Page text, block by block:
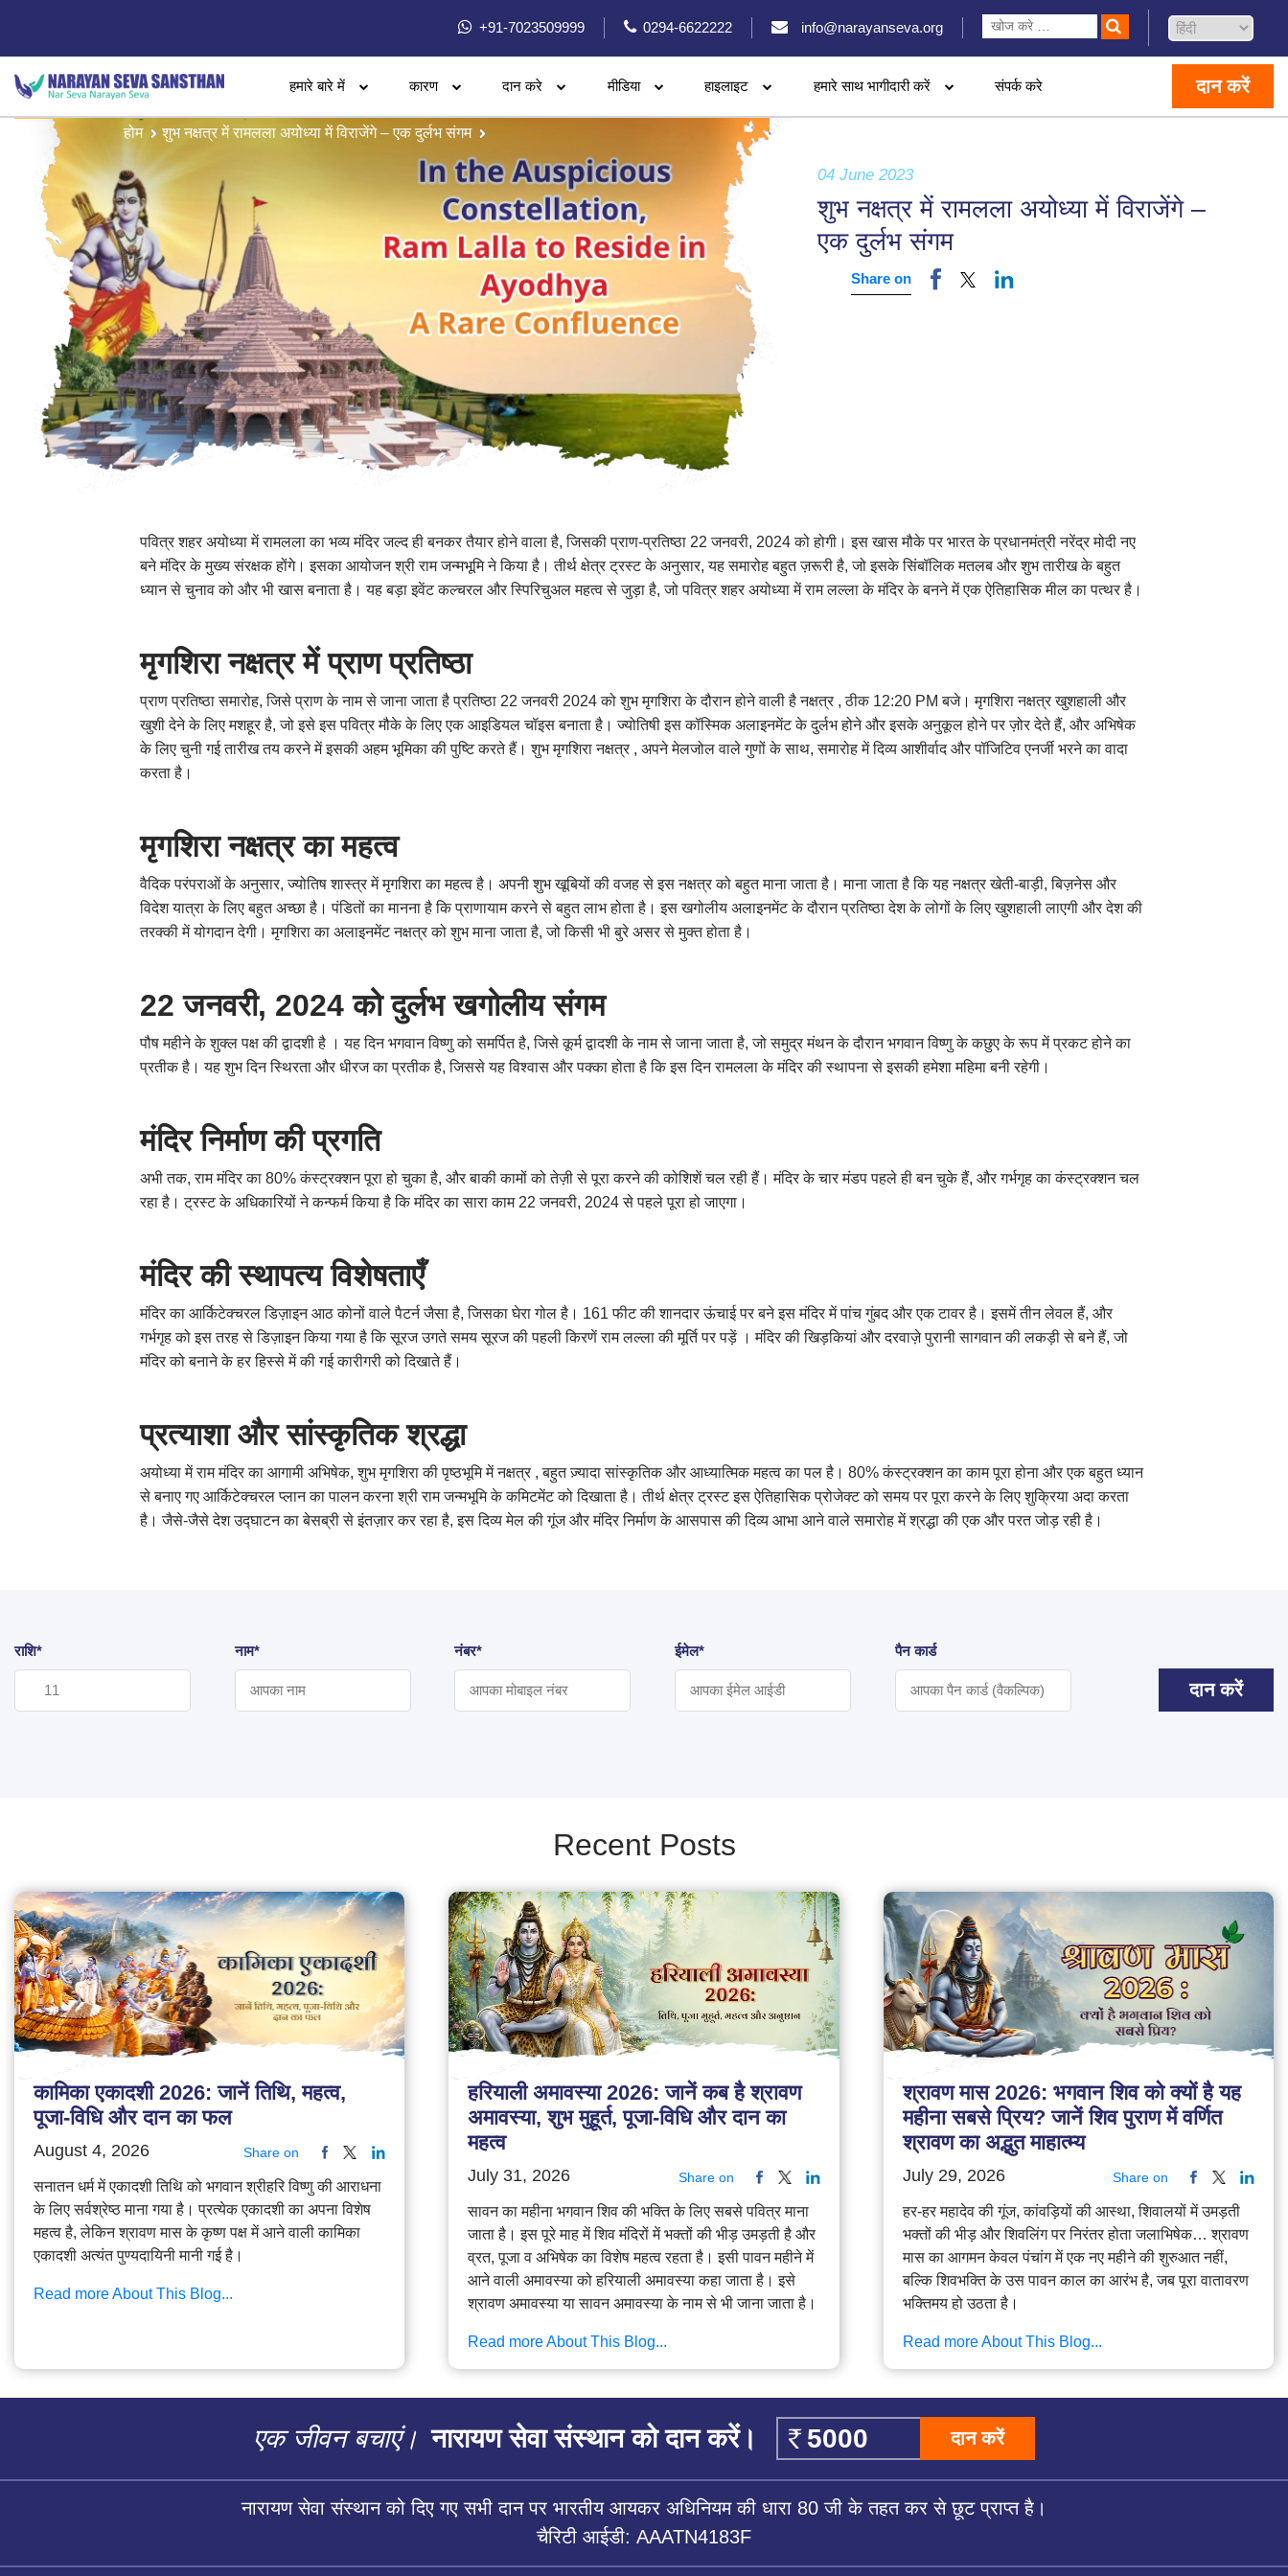
+91-7023509999 0294-6622222 info@narayanseva.org
हमारे बारे में कारण दान करे मीडिया हाइलाइट हमारे साथ भागीदारी करें संपर्क करे दान करें
होम शुभ नक्षत्र में रामलला अयोध्या में विराजेंगे – एक दुर्लभ संगम
04 June 2023
शुभ नक्षत्र में रामलला अयोध्या में विराजेंगे –
एक दुर्लभ संगम
Share on
पवित्र शहर अयोध्या में रामलला का भव्य मंदिर जल्द ही बनकर तैयार होने वाला है, जिसकी प्राण-प्रतिष्ठा 22 जनवरी, 2024 को होगी। इस खास मौके पर भारत के प्रधानमंत्री नरेंद्र मोदी नए
बने मंदिर के मुख्य संरक्षक होंगे। इसका आयोजन श्री राम जन्मभूमि ने किया है। तीर्थ क्षेत्र ट्रस्ट के अनुसार, यह समारोह बहुत ज़रूरी है, जो इसके सिंबॉलिक मतलब और शुभ तारीख के बहुत
ध्यान से चुनाव को और भी खास बनाता है। यह बड़ा इवेंट कल्चरल और स्पिरिचुअल महत्व से जुड़ा है, जो पवित्र शहर अयोध्या में राम लल्ला के मंदिर के बनने में एक ऐतिहासिक मील का पत्थर है।
मृगशिरा नक्षत्र में प्राण प्रतिष्ठा
प्राण प्रतिष्ठा समारोह, जिसे प्राण के नाम से जाना जाता है प्रतिष्ठा 22 जनवरी 2024 को शुभ मृगशिरा के दौरान होने वाली है नक्षत्र , ठीक 12:20 PM बजे। मृगशिरा नक्षत्र खुशहाली और
खुशी देने के लिए मशहूर है, जो इसे इस पवित्र मौके के लिए एक आइडियल चॉइस बनाता है। ज्योतिषी इस कॉस्मिक अलाइनमेंट के दुर्लभ होने और इसके अनुकूल होने पर ज़ोर देते हैं, और अभिषेक
के लिए चुनी गई तारीख तय करने में इसकी अहम भूमिका की पुष्टि करते हैं। शुभ मृगशिरा नक्षत्र , अपने मेलजोल वाले गुणों के साथ, समारोह में दिव्य आशीर्वाद और पॉजिटिव एनर्जी भरने का वादा
करता है।
मृगशिरा नक्षत्र का महत्व
वैदिक परंपराओं के अनुसार, ज्योतिष शास्त्र में मृगशिरा का महत्व है। अपनी शुभ खूबियों की वजह से इस नक्षत्र को बहुत माना जाता है। माना जाता है कि यह नक्षत्र खेती-बाड़ी, बिज़नेस और
विदेश यात्रा के लिए बहुत अच्छा है। पंडितों का मानना है कि प्राणायाम करने से बहुत लाभ होता है। इस खगोलीय अलाइनमेंट के दौरान प्रतिष्ठा देश के लोगों के लिए खुशहाली लाएगी और देश की
तरक्की में योगदान देगी। मृगशिरा का अलाइनमेंट नक्षत्र को शुभ माना जाता है, जो किसी भी बुरे असर से मुक्त होता है।
22जनवरी, 2024को दुर्लभ खगोलीय संगम
पौष महीने के शुक्ल पक्ष की द्वादशी है । यह दिन भगवान विष्णु को समर्पित है, जिसे कूर्म द्वादशी के नाम से जाना जाता है, जो समुद्र मंथन के दौरान भगवान विष्णु के कछुए के रूप में प्रकट होने का
प्रतीक है। यह शुभ दिन स्थिरता और धीरज का प्रतीक है, जिससे यह विश्वास और पक्का होता है कि इस दिन रामलला के मंदिर की स्थापना से इसकी हमेशा महिमा बनी रहेगी।
मंदिर निर्माण की प्रगति
अभी तक, राम मंदिर का 80% कंस्ट्रक्शन पूरा हो चुका है, और बाकी कामों को तेज़ी से पूरा करने की कोशिशें चल रही हैं। मंदिर के चार मंडप पहले ही बन चुके हैं, और गर्भगृह का कंस्ट्रक्शन चल
रहा है। ट्रस्ट के अधिकारियों ने कन्फर्म किया है कि मंदिर का सारा काम 22 जनवरी, 2024 से पहले पूरा हो जाएगा।
मंदिर की स्थापत्य विशेषताएँ
मंदिर का आर्किटेक्चरल डिज़ाइन आठ कोनों वाले पैटर्न जैसा है, जिसका घेरा गोल है। 161 फीट की शानदार ऊंचाई पर बने इस मंदिर में पांच गुंबद और एक टावर है। इसमें तीन लेवल हैं, और
गर्भगृह को इस तरह से डिज़ाइन किया गया है कि सूरज उगते समय सूरज की पहली किरणें राम लल्ला की मूर्ति पर पड़ें । मंदिर की खिड़कियां और दरवाज़े पुरानी सागवान की लकड़ी से बने हैं, जो
मंदिर को बनाने के हर हिस्से में की गई कारीगरी को दिखाते हैं।
प्रत्याशा और सांस्कृतिक श्रद्धा
अयोध्या में राम मंदिर का आगामी अभिषेक, शुभ मृगशिरा की पृष्ठभूमि में नक्षत्र , बहुत ज़्यादा सांस्कृतिक और आध्यात्मिक महत्व का पल है। 80% कंस्ट्रक्शन का काम पूरा होना और एक बहुत ध्यान
से बनाए गए आर्किटेक्चरल प्लान का पालन करना श्री राम जन्मभूमि के कमिटमेंट को दिखाता है। तीर्थ क्षेत्र ट्रस्ट इस ऐतिहासिक प्रोजेक्ट को समय पर पूरा करने के लिए शुक्रिया अदा करता
है। जैसे-जैसे देश उद्घाटन का बेसब्री से इंतज़ार कर रहा है, इस दिव्य मेल की गूंज और मंदिर निर्माण के आसपास की दिव्य आभा आने वाले समारोह में श्रद्धा की एक और परत जोड़ रही है।
राशि* नाम* नंबर* ईमेल* पैन कार्ड
दान करें
Recent Posts
कामिका एकादशी 2026: जानें तिथि, महत्व,
पूजा-विधि और दान का फल
August 4, 2026 Share on
सनातन धर्म में एकादशी तिथि को भगवान श्रीहरि विष्णु की आराधना
के लिए सर्वश्रेष्ठ माना गया है। प्रत्येक एकादशी का अपना विशेष
महत्व है, लेकिन श्रावण मास के कृष्ण पक्ष में आने वाली कामिका
एकादशी अत्यंत पुण्यदायिनी मानी गई है।
Read more About This Blog...
हरियाली अमावस्या 2026: जानें कब है श्रावण
अमावस्या, शुभ मुहूर्त, पूजा-विधि और दान का
महत्व
July 31, 2026 Share on
सावन का महीना भगवान शिव की भक्ति के लिए सबसे पवित्र माना
जाता है। इस पूरे माह में शिव मंदिरों में भक्तों की भीड़ उमड़ती है और
व्रत, पूजा व अभिषेक का विशेष महत्व रहता है। इसी पावन महीने में
आने वाली अमावस्या को हरियाली अमावस्या कहा जाता है। इसे
श्रावण अमावस्या या सावन अमावस्या के नाम से भी जाना जाता है।
Read more About This Blog...
श्रावण मास 2026: भगवान शिव को क्यों है यह
महीना सबसे प्रिय? जानें शिव पुराण में वर्णित
श्रावण का अद्भुत माहात्म्य
July 29, 2026 Share on
हर-हर महादेव की गूंज, कांवड़ियों की आस्था, शिवालयों में उमड़ती
भक्तों की भीड़ और शिवलिंग पर निरंतर होता जलाभिषेक… श्रावण
मास का आगमन केवल पंचांग में एक नए महीने की शुरुआत नहीं,
बल्कि शिवभक्ति के उस पावन काल का आरंभ है, जब पूरा वातावरण
भक्तिमय हो उठता है।
Read more About This Blog...
एक जीवन बचाएं। नारायण सेवा संस्थान को दान करें। दान करें
नारायण सेवा संस्थान को दिए गए सभी दान पर भारतीय आयकर अधिनियम की धारा 80 जी के तहत कर से छूट प्राप्त है।
चैरिटी आईडी: AAATN4183F